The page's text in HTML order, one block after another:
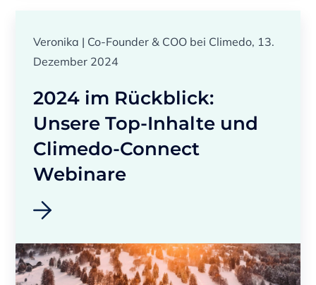
Veronika | Co-Founder & COO bei Climedo, 13.
Dezember 2024
2024 im Rückblick:
Unsere Top-Inhalte und
Climedo-Connect
Webinare